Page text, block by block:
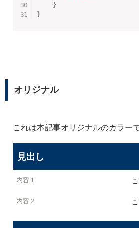
}
}
オリジナル
これは本記事オリジナルのカラーで
タイトル
見出し